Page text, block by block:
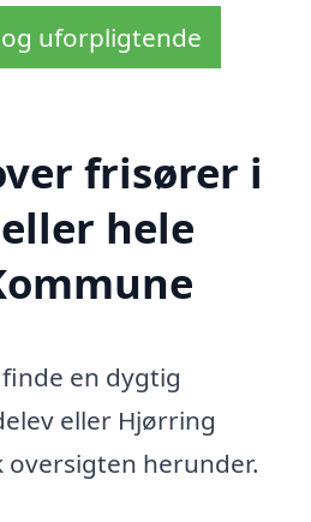
uforpligtende
frisører i
hele
en dygtig
eller Hjørring
oversigten herunder.